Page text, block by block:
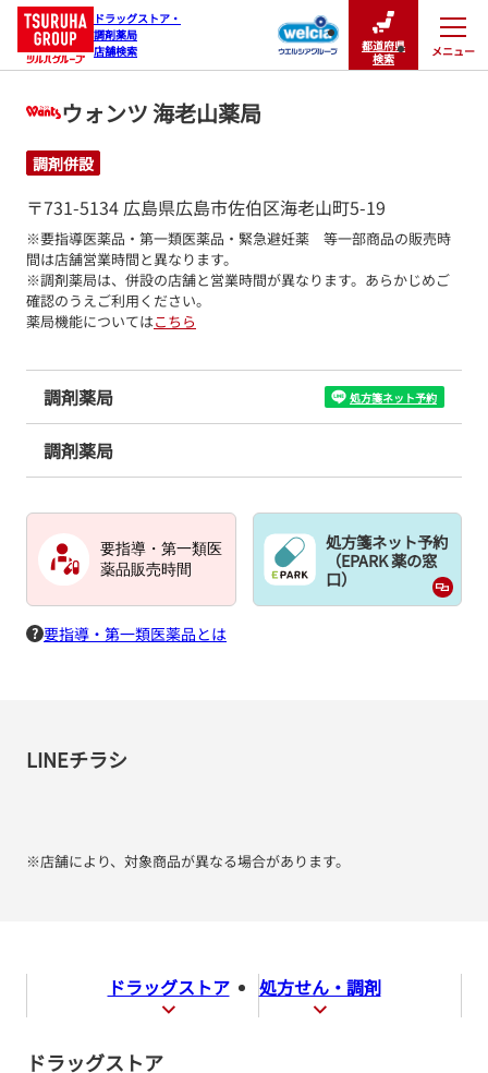
ドラッグストア・
調剤薬局
店舗検索
都道府県
検索
メニュー
閉じる
ウォンツ 海老山薬局
調剤併設
〒731-5134 広島県広島市佐伯区海老山町5-19
※要指導医薬品・第一類医薬品・緊急避妊薬　等一部商品の販売時
間は店舗営業時間と異なります。
※調剤薬局は、併設の店舗と営業時間が異なります。あらかじめご
確認のうえご利用ください。
薬局機能についてはこちら
調剤薬局 処方箋ネット予約
調剤薬局
要指導・第一類医
薬品販売時間
処方箋ネット予約
（EPARK 薬の窓
口）
要指導・第一類医薬品とは
LINEチラシ
※店舗により、対象商品が異なる場合があります。
ドラッグストア 処方せん・調剤
ドラッグストア